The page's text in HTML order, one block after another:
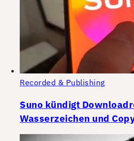
Recorded & Publishing
Suno kündigt
Wasserzeichen und